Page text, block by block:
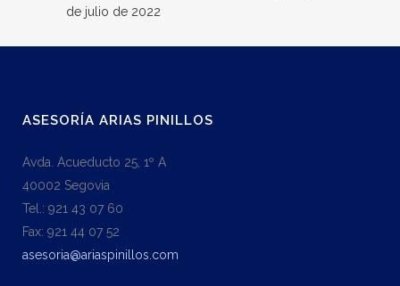
de julio de 2022
ASESORÍA ARIAS PINILLOS
Avda. Acueducto 25, 1º A
40002 Segovia
Tel.: 921 43 07 60
Fax: 921 44 07 52
asesoria@ariaspinillos.com